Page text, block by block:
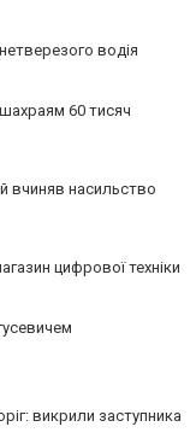
водія
60 тисяч
вчиняв насильство
цифрової техніки
викрили заступника